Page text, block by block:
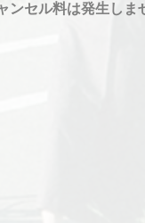
ンセル料は発生しま